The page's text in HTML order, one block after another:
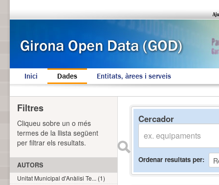
Inici Dades Entitats, àrees i serveis
Cercador
Ordenar resultats per
Filtres
Cliqueu sobre un o més
termes de la llista següent
per filtrar els resultats.
AUTORS
Unitat Municipal d'Anàlisi Te... (1)